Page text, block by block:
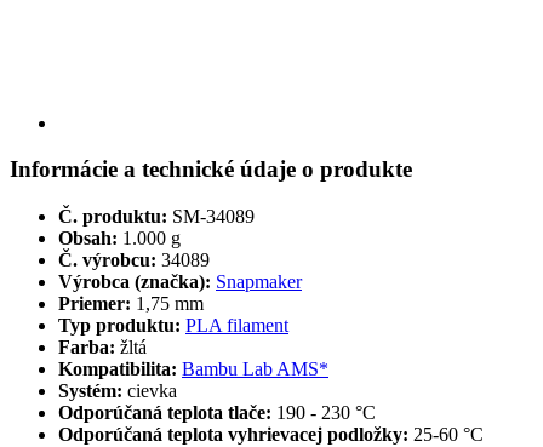
Informácie a technické údaje o produkte
Č. produktu: SM-34089
Obsah: 1.000 g
Č. výrobcu: 34089
Výrobca (značka): Snapmaker
Priemer: 1,75 mm
Typ produktu: PLA filament
Farba: žltá
Kompatibilita: Bambu Lab AMS*
Systém: cievka
Odporúčaná teplota tlače: 190 - 230 °C
Odporúčaná teplota vyhrievacej podložky: 25-60 °C